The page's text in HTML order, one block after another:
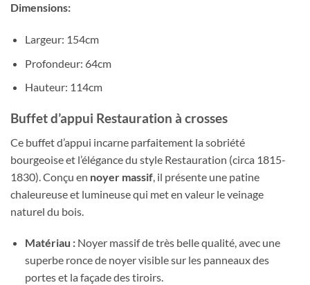
Dimensions:
Largeur: 154cm
Profondeur: 64cm
Hauteur: 114cm
Buffet d’appui Restauration à crosses
Ce buffet d’appui incarne parfaitement la sobriété
bourgeoise et l’élégance du style Restauration (circa 1815-
1830). Conçu en noyer massif , il présente une patine
chaleureuse et lumineuse qui met en valeur le veinage
naturel du bois.
Matériau :Noyer massif de très belle qualité, avec une
superbe ronce de noyer visible sur les panneaux des
portes et la façade des tiroirs.